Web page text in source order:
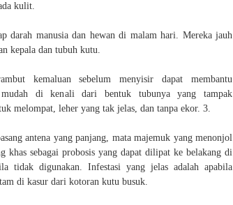
kulit.
darah manusia dan hewan di malam hari. Mereka jauh
kepala dan tubuh kutu.
kemaluan sebelum menyisir dapat membantu
di kenali dari bentuk tubunya yang tampak
melompat, leher yang tak jelas, dan tanpa ekor. 3.
antena yang panjang, mata majemuk yang menonjol
khas sebagai probosis yang dapat dilipat ke belakang di
tidak digunakan. Infestasi yang jelas adalah apabila
di kasur dari kotoran kutu busuk.